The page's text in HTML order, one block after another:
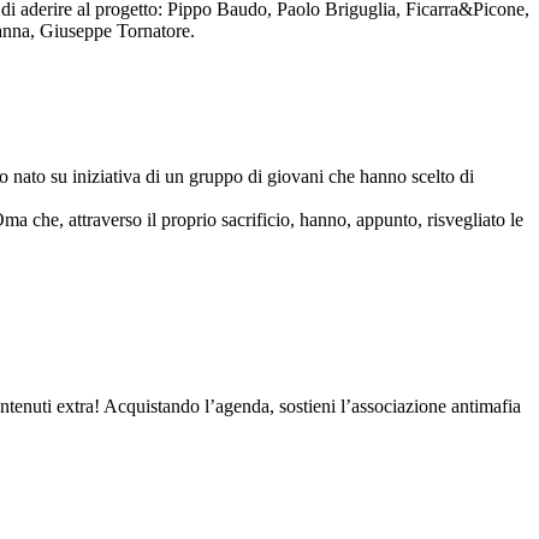
aderire al progetto: Pippo Baudo, Paolo Briguglia, Ficarra&Picone,
Giuseppe Tornatore.
nato su iniziativa di un gruppo di giovani che hanno scelto di
che, attraverso il proprio sacrificio, hanno, appunto, risvegliato le
extra! Acquistando l’agenda, sostieni l’associazione antimafia